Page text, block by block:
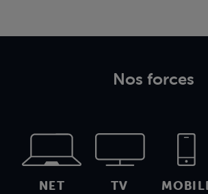
Nos forces
NET TV